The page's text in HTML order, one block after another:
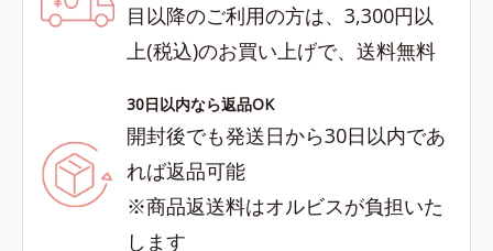
目以降のご利用の方は、3,300円以
上(税込)のお買い上げで、送料無料
30日以内なら返品OK
開封後でも発送日から30日以内であ
れば返品可能
※商品返送料はオルビスが負担いた
します